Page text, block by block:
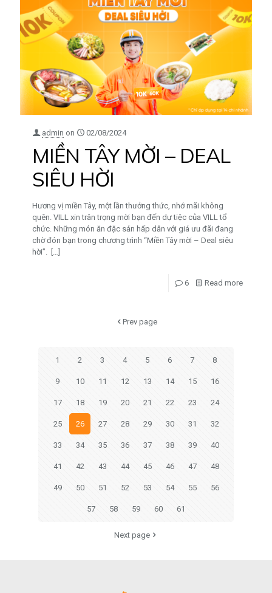
admin on 02/08/2024
MIỀN TÂY MỜI – DEAL
SIÊU HỜI
Hương vị miền Tây, một lần thưởng thức, nhớ mãi không
quên. VILL xin trân trọng mời bạn đến dự tiệc của VILL tổ
chức. Những món ăn đặc sản hấp dẫn với giá ưu đãi đang
chờ đón bạn trong chương trình “Miền Tây mời – Deal siêu
hời”.
[…]
6 Read more
Prev page
1 2 3 4 5 6 7 8
9 10 11 12 13 14 15 16
17 18 19 20 21 22 23 24
25 26 27 28 29 30 31 32
33 34 35 36 37 38 39 40
41 42 43 44 45 46 47 48
49 50 51 52 53 54 55 56
57 58 59 60 61
Next page